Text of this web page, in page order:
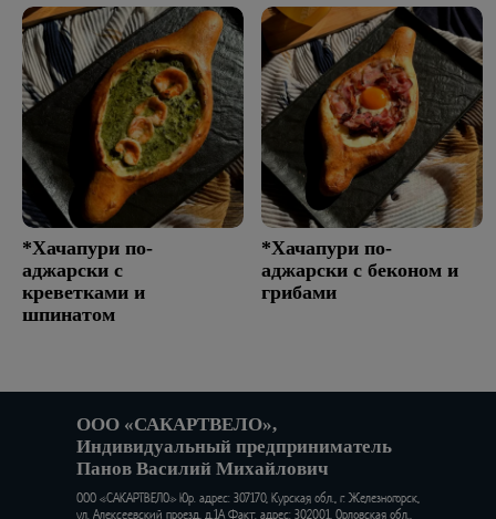
*Хачапури по-
аджарски с
креветками и
шпинатом
*Хачапури по-
аджарски с беконом и
грибами
ООО «САКАРТВЕЛО»,
Индивидуальный предприниматель
Панов Василий Михайлович
ООО «САКАРТВЕЛО» Юр. адрес: 307170, Курская обл., г. Железногорск,
ул. Алексеевский проезд, д.1А Факт. адрес: 302001, Орловская обл.,